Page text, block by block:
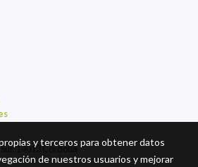
Sur, 14013 Córdoba
y terceros para obtener datos
de nuestros usuarios y mejorar